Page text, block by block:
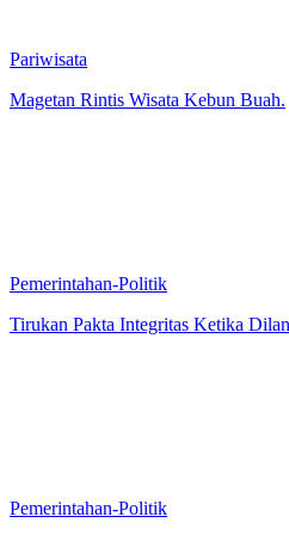
Pariwisata
Magetan Rintis Wisata Kebun Buah.
Pemerintahan-Politik
Tirukan Pakta Integritas Ketika
Pemerintahan-Politik